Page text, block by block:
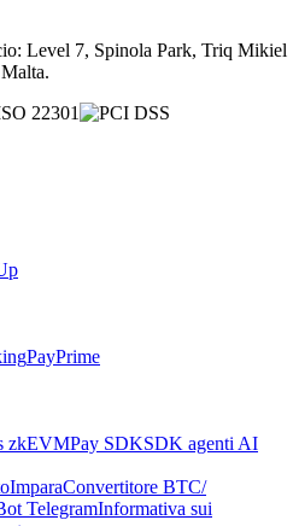
Level 7, Spinola Park, Triq Mikiel
PayPrime
zkEVMPay SDKSDK agenti AI
ImparaConvertitore BTC/
TelegramInformativa sui